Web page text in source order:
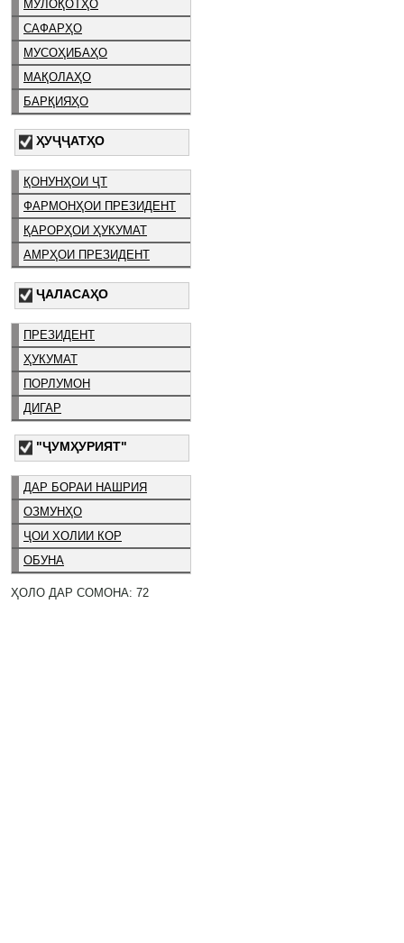
МУЛОҚОТҲО
САФАРҲО
МУСОҲИБАҲО
МАҚОЛАҲО
БАРҚИЯҲО
ҲУҶҶАТҲО
ҚОНУНҲОИ ҶТ
ФАРМОНҲОИ ПРЕЗИДЕНТ
ҚАРОРҲОИ ҲУКУМАТ
АМРҲОИ ПРЕЗИДЕНТ
ҶАЛАСАҲО
ПРЕЗИДЕНТ
ҲУКУМАТ
ПОРЛУМОН
ДИГАР
"ҶУМҲУРИЯТ"
ДАР БОРАИ НАШРИЯ
ОЗМУНҲО
ҶОИ ХОЛИИ КОР
ОБУНА
ҲОЛО ДАР СОМОНА: 72